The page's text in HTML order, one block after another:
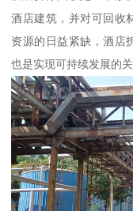
酒店建筑，并对可回收
资源的日益紧缺，酒店
也是实现可持续发展的关